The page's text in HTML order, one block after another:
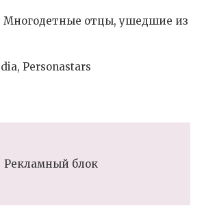
Многодетные отцы, ушедшие из
Personastars
Рекламный блок